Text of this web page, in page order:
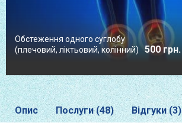
Обстеження одного суглобу
(плечовий, ліктьовий, колінний)
500 грн.
Опис Послуги (48) Відгуки (3)